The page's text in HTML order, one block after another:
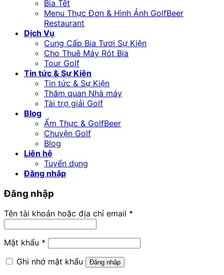
Bia Tết
Menu Thực Đơn & Hình Ảnh GolfBeer
Restaurant
Dịch Vụ
Cung Cấp Bia Tươi Sự Kiện
Cho Thuê Máy Rót Bia
Tour Golf
Tin tức & Sự Kiện
Tin tức & Sự Kiện
Thăm quan Nhà máy
Tài trợ giải Golf
Blog
Ẩm Thực & GolfBeer
Chuyện Golf
Blog
Liên hệ
Tuyển dụng
Đăng nhập
Đăng nhập
Tên tài khoản hoặc địa chỉ email *
Mật khẩu *
Ghi nhớ mật khẩu
Đăng nhập